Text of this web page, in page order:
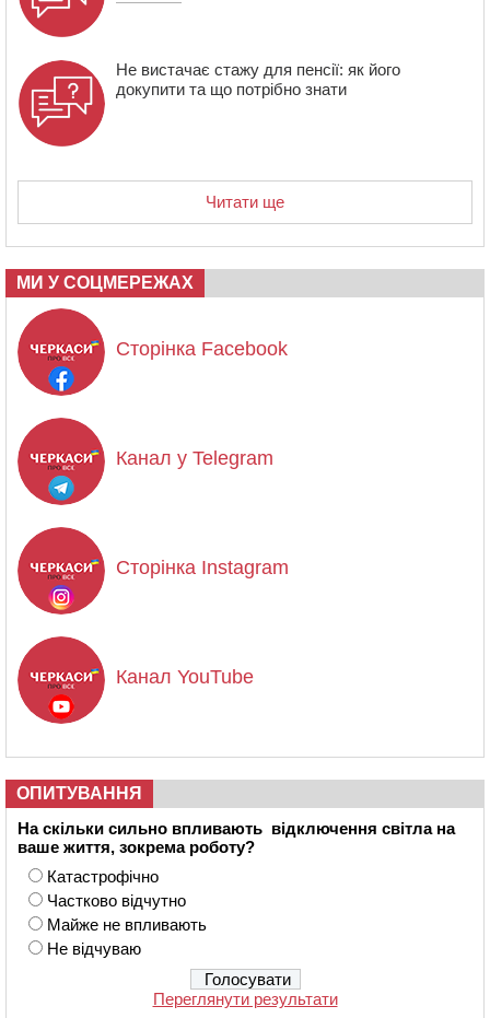
Не вистачає стажу для пенсії: як його
докупити та що потрібно знати
Читати ще
МИ У СОЦМЕРЕЖАХ
Сторінка Facebook
Канал у Telegram
Сторінка Instagram
Канал YouTube
ОПИТУВАННЯ
На скільки сильно впливають відключення світла на
ваше життя, зокрема роботу?
Катастрофічно
Частково відчутно
Майже не впливають
Не відчуваю
Переглянути результати